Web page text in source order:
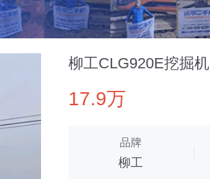
柳工CLG920E挖掘机
17.9万
品牌
柳工